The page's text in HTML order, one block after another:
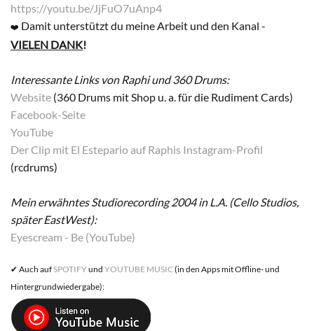
https://youtu.be/JjFuO7uAnp4
❤️ Damit unterstützt du meine Arbeit und den Kanal -
VIELEN DANK!
Interessante Links von Raphi und 360 Drums:
Website (360 Drums mit Shop u. a. für die Rudiment Cards)
Facebook-Seite
YouTube
Der Clip mit El Estepario auf Raphis Instagram-Profil
(rcdrums)
Mein erwähntes Studiorecording 2004 in L.A. (Cello Studios,
später EastWest):
Eyescream - Be (YouTube)
✔︎ Auch aufSPOTIFY und YOUTUBE MUSIC(in den Apps mit Offline- und
Hintergrundwiedergabe):